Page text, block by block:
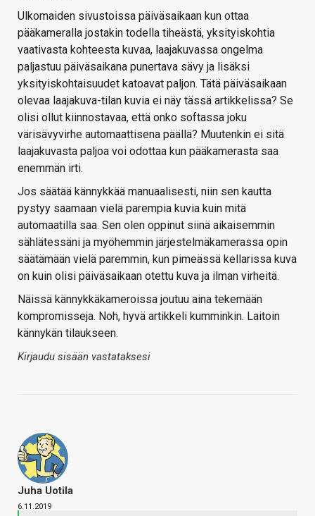
Ulkomaiden sivustoissa päiväsaikaan kun ottaa
pääkameralla jostakin todella tiheästä, yksityiskohtia
vaativasta kohteesta kuvaa, laajakuvassa ongelma
paljastuu päiväsaikana punertava sävy ja lisäksi
yksityiskohtaisuudet katoavat paljon. Tätä päiväsaikaan
olevaa laajakuva-tilan kuvia ei näy tässä artikkelissa? Se
olisi ollut kiinnostavaa, että onko softassa joku
värisävyvirhe automaattisena päällä? Muutenkin ei sitä
laajakuvasta paljoa voi odottaa kun pääkamerasta saa
enemmän irti.
Jos säätää kännykkää manuaalisesti, niin sen kautta
pystyy saamaan vielä parempia kuvia kuin mitä
automaatilla saa. Sen olen oppinut siinä aikaisemmin
sählätessäni ja myöhemmin järjestelmäkamerassa opin
säätämään vielä paremmin, kun pimeässä kellarissa kuva
on kuin olisi päiväsaikaan otettu kuva ja ilman virheitä.
Näissä kännykkäkameroissa joutuu aina tekemään
kompromisseja. Noh, hyvä artikkeli kumminkin. Laitoin
kännykän tilaukseen.
Kirjaudu sisään vastataksesi
Juha Uotila
6.11.2019